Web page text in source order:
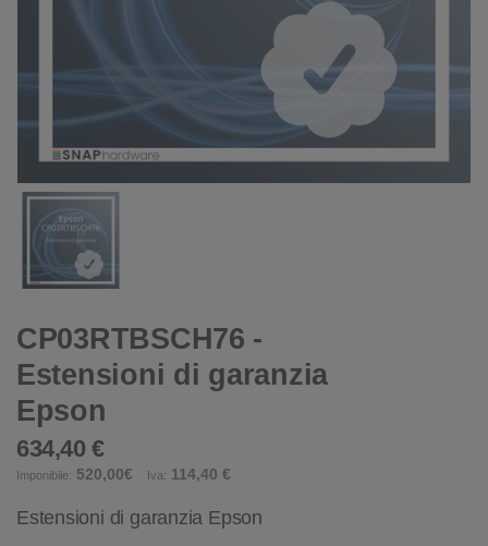
CP03RTBSCH76 -
Estensioni di garanzia
Epson
634,40 €
Imponibile: 520,00€ Iva: 114,40 €
Estensioni di garanzia Epson